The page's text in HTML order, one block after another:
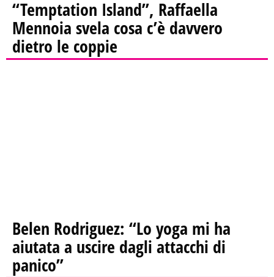
“Temptation Island”, Raffaella
Mennoia svela cosa c’è davvero
dietro le coppie
Belen Rodriguez: “Lo yoga mi ha
aiutata a uscire dagli attacchi di
panico”